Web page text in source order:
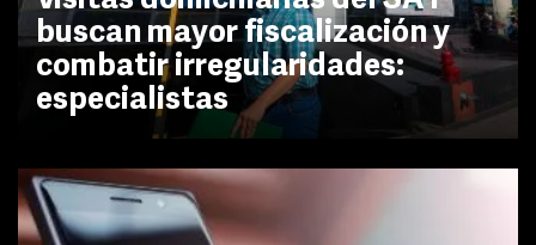
buscan mayor fiscalización y
combatir irregularidades:
especialistas